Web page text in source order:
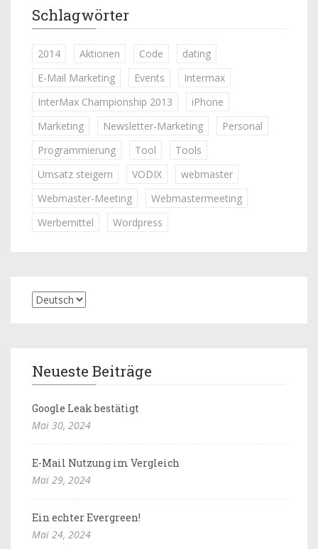
Schlagwörter
2014 Aktionen Code
dating
E-Mail Marketing
Events
Intermax
InterMax Championship 2013
iPhone
Marketing
Newsletter-Marketing
Personal
Programmierung
Tool
Tools
Umsatz steigern
VODIX
webmaster
Webmaster-Meeting
Webmastermeeting
Werbemittel
Wordpress
Neueste Beiträge
Google Leak bestätigt
Mai 30, 2024
E-Mail Nutzung im Vergleich
Mai 29, 2024
Ein echter Evergreen!
Mai 24, 2024